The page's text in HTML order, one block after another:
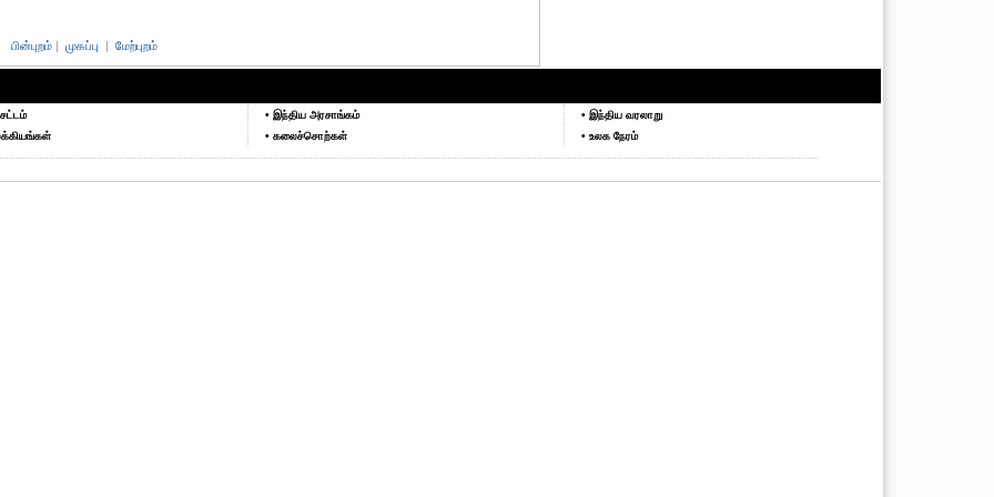
பின்புறம் | முகப்பு | மேற்புறம்
• இந்திய அரசாங்கம்
• கலைச்சொற்கள்
• இந்திய வரலாறு
• உலக நேரம்